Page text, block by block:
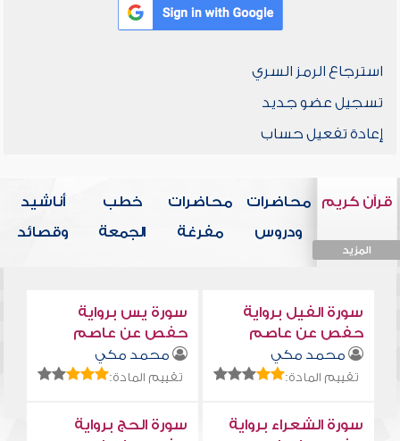
استرجاع الرمز السري
تسجيل عضو جديد
إعادة تفعيل حساب
قرآن كريم
المزيد
محاضرات
ودروس
محاضرات
مفرغة
خطب
الجمعة
أناشيد
وقصائد
سورة الفيل برواية
حفص عن عاصم
محمد مكي
تقييم المادة:
سورة يس برواية
حفص عن عاصم
محمد مكي
تقييم المادة:
سورة الشعراء برواية
سورة الحج برواية